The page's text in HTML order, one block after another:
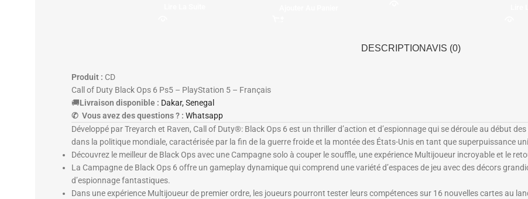
DESCRIPTIONAVIS (0)
Produit : CD
Call of Duty Black Ops 6 Ps5 – PlayStation 5 – Français
🚚Livraison disponible : Dakar, Senegal
✆ Vous avez des questions ? : Whatsapp
Développé par Treyarch et Raven, Call of Duty®: Black Ops 6 est un thriller d’action et d’espionnage qui se déroule au début
dans la politique mondiale, caractérisée par la fin de la guerre froide et la montée des États-Unis en tant que superpuissance
Découvrez le meilleur de Black Ops avec une Campagne solo à couper le souffle, une expérience Multijoueur incroyable et le
La Campagne de Black Ops 6 offre un gameplay dynamique qui comprend une variété d’espaces de jeu avec des décors
d’espionnage fantastiques.
Dans une expérience Multijoueur de premier ordre, les joueurs pourront tester leurs compétences sur 16 nouvelles cartes au